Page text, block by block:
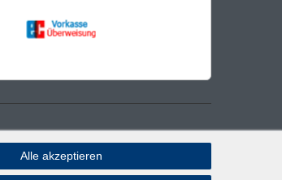
Alle akzeptieren